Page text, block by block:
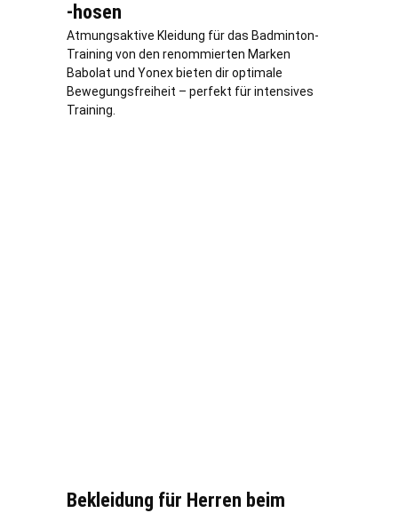
-hosen
Atmungsaktive Kleidung für das Badminton-
Training von den renommierten Marken
Babolat und Yonex bieten dir optimale
Bewegungsfreiheit – perfekt für intensives
Training.
Bekleidung für Herren beim